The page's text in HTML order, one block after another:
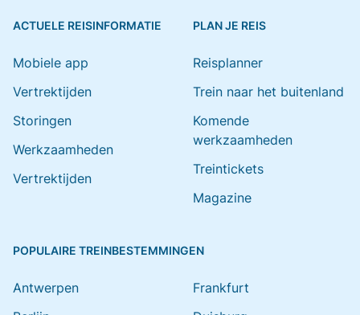
ACTUELE REISINFORMATIE
Mobiele app
Vertrektijden
Storingen
Werkzaamheden
Vertrektijden
PLAN JE REIS
Reisplanner
Trein naar het buitenland
Komende
werkzaamheden
Treintickets
Magazine
POPULAIRE TREINBESTEMMINGEN
Antwerpen
Frankfurt